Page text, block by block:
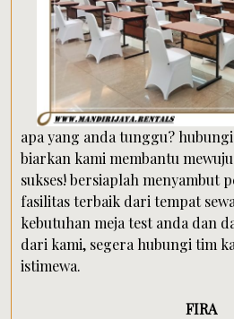
apa yang anda tunggu?
biarkan kami membantu
sukses! bersiaplah menyambut
fasilitas terbaik dari tempat
kebutuhan meja test anda dan
dari kami, segera hubungi tim
istimewa.
FIRA